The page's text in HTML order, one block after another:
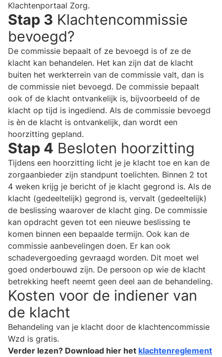
Klachtenportaal Zorg.
Stap 3 Klachtencommissie
bevoegd?
De commissie bepaalt of ze bevoegd is of ze de
klacht kan behandelen. Het kan zijn dat de klacht
buiten het werkterrein van de commissie valt, dan is
de commissie niet bevoegd. De commissie bepaalt
ook of de klacht ontvankelijk is, bijvoorbeeld of de
klacht op tijd is ingediend. Als de commissie bevoegd
is èn de klacht is ontvankelijk, dan wordt een
hoorzitting gepland.
Stap 4 Besloten hoorzitting
Tijdens een hoorzitting licht je je klacht toe en kan de
zorgaanbieder zijn standpunt toelichten. Binnen 2 tot
4 weken krijg je bericht of je klacht gegrond is. Als de
klacht (gedeeltelijk) gegrond is, vervalt (gedeeltelijk)
de beslissing waarover de klacht ging. De commissie
kan opdracht geven tot een nieuwe beslissing te
komen binnen een bepaalde termijn. Ook kan de
commissie aanbevelingen doen. Er kan ook
schadevergoeding gevraagd worden. Dit moet wel
goed onderbouwd zijn. De persoon op wie de klacht
betrekking heeft neemt geen deel aan de behandeling.
Kosten voor de indiener van
de klacht
Behandeling van je klacht door de klachtencommissie
Wzd is gratis.
Verder lezen? Download hier het klachtenreglement